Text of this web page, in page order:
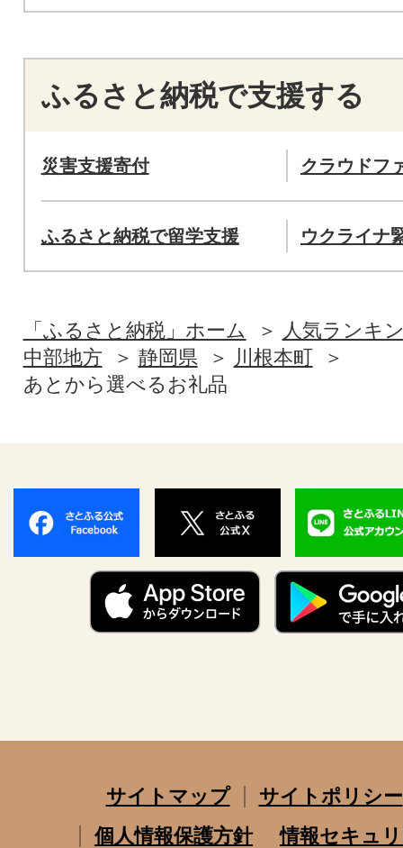
ふるさと納税で支援する
災害支援寄付 クラウドフ
ふるさと納税で留学支援 ウクライナ
「ふるさと納税」ホーム
人気ランキ
中部地方
静岡県
川根本町
あとから選べるお礼品
サイトマップ
サイトポリシー
個人情報保護方針
情報セキュ